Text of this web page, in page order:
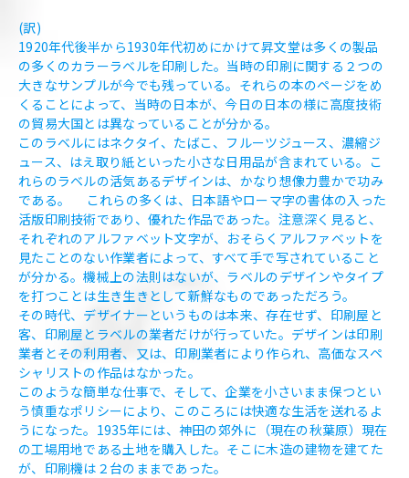
(訳)
1920年代後半から1930年代初めにかけて昇文堂は多くの製品
の多くのカラーラベルを印刷した。当時の印刷に関する２つの
大きなサンプルが今でも残っている。それらの本のページをめ
くることによって、当時の日本が、今日の日本の様に高度技術
の貿易大国とは異なっていることが分かる。
このラベルにはネクタイ、たばこ、フルーツジュース、濃縮ジ
ュース、はえ取り紙といった小さな日用品が含まれている。こ
れらのラベルの活気あるデザインは、かなり想像力豊かで功み
である。 これらの多くは、日本語やローマ字の書体の入った
活版印刷技術であり、優れた作品であった。注意深く見ると、
それぞれのアルファベット文字が、おそらくアルファベットを
見たことのない作業者によって、すべて手で写されていること
が分かる。機械上の法則はないが、ラベルのデザインやタイプ
を打つことは生き生きとして新鮮なものであっただろう。
その時代、デザイナーというものは本来、存在せず、印刷屋と
客、印刷屋とラベルの業者だけが行っていた。デザインは印刷
業者とその利用者、又は、印刷業者により作られ、高価なスペ
シャリストの作品はなかった。
このような簡単な仕事で、そして、企業を小さいまま保つとい
う慎重なポリシーにより、このころには快適な生活を送れるよ
うになった。1935年には、神田の郊外に（現在の秋葉原）現在
の工場用地である土地を購入した。そこに木造の建物を建てた
が、印刷機は２台のままであった。